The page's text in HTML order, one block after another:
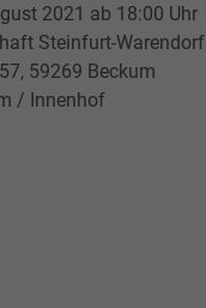
2021 ab 18:00 Uhr
Steinfurt-Warendorf
59269 Beckum
/ Innenhof